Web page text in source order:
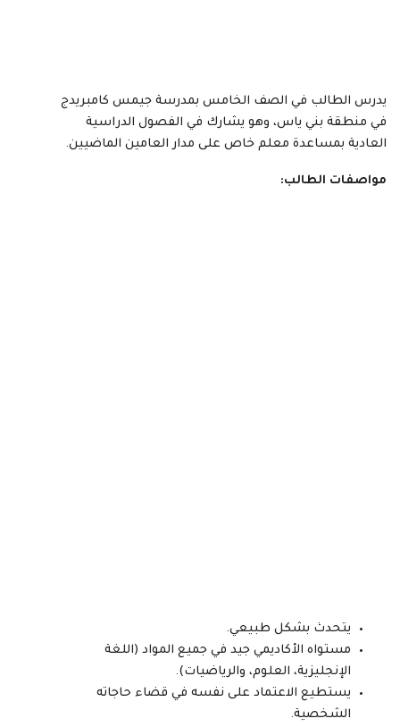
يدرس الطالب في الصف الخامس بمدرسة جيمس كامبريدج
في منطقة بني ياس، وهو يشارك في الفصول الدراسية
العادية بمساعدة معلم خاص على مدار العامين الماضيين.
مواصفات الطالب:
يتحدث بشكل طبيعي.
مستواه الأكاديمي جيد في جميع المواد (اللغة
الإنجليزية، العلوم، والرياضيات).
يستطيع الاعتماد على نفسه في قضاء حاجاته
الشخصية.